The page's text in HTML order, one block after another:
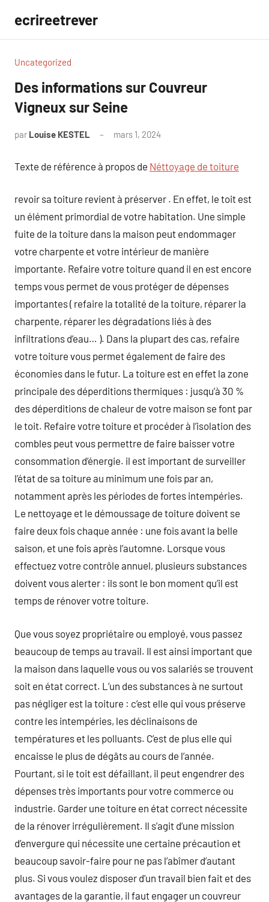
contenu
ecrireetrever
Uncategorized
Des informations sur Couvreur
Vigneux sur Seine
par Louise KESTEL mars 1, 2024
Texte de référence à propos de Néttoyage de toiture
revoir sa toiture revient à préserver . En effet, le toit est
un élément primordial de votre habitation. Une simple
fuite de la toiture dans la maison peut endommager
votre charpente et votre intérieur de manière
importante. Refaire votre toiture quand il en est encore
temps vous permet de vous protéger de dépenses
importantes ( refaire la totalité de la toiture, réparer la
charpente, réparer les dégradations liés à des
infiltrations d’eau… ). Dans la plupart des cas, refaire
votre toiture vous permet également de faire des
économies dans le futur. La toiture est en effet la zone
principale des déperditions thermiques : jusqu’à 30 %
des déperditions de chaleur de votre maison se font par
le toit. Refaire votre toiture et procéder à l’isolation des
combles peut vous permettre de faire baisser votre
consommation d’énergie. il est important de surveiller
l’état de sa toiture au minimum une fois par an,
notamment après les périodes de fortes intempéries.
Le nettoyage et le démoussage de toiture doivent se
faire deux fois chaque année : une fois avant la belle
saison, et une fois après l’automne. Lorsque vous
effectuez votre contrôle annuel, plusieurs substances
doivent vous alerter : ils sont le bon moment qu’il est
temps de rénover votre toiture.
Que vous soyez propriétaire ou employé, vous passez
beaucoup de temps au travail. Il est ainsi important que
la maison dans laquelle vous ou vos salariés se trouvent
soit en état correct. L’un des substances à ne surtout
pas négliger est la toiture : c’est elle qui vous préserve
contre les intempéries, les déclinaisons de
températures et les polluants. C’est de plus elle qui
encaisse le plus de dégâts au cours de l’année.
Pourtant, si le toit est défaillant, il peut engendrer des
dépenses très importants pour votre commerce ou
industrie. Garder une toiture en état correct nécessite
de la rénover irrégulièrement. Il s’agit d’une mission
d’envergure qui nécessite une certaine précaution et
beaucoup savoir-faire pour ne pas l’abîmer d’autant
plus. Si vous voulez disposer d’un travail bien fait et des
avantages de la garantie, il faut engager un couvreur